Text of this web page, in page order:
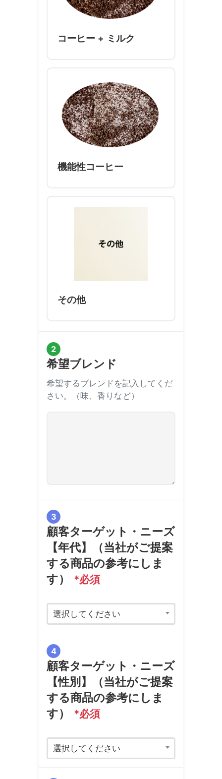
コーヒー + ミルク
機能性コーヒー
その他
2
希望ブレンド
希望するブレンドを記入してくだ
さい。（味、香りなど）
3
顧客ターゲット・ニーズ
【年代】（当社がご提案
する商品の参考にしま
す）
*必須
選択してください
4
顧客ターゲット・ニーズ
【性別】（当社がご提案
する商品の参考にしま
す）
*必須
選択してください